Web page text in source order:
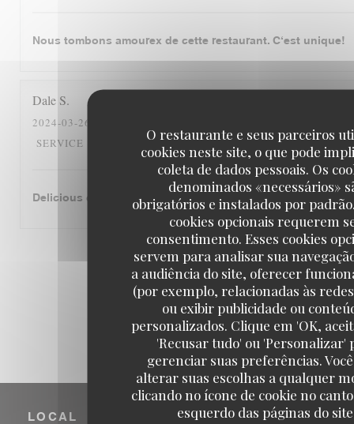
O restaurante e seus parceiros
cookies neste site, o que pode
coleta de dados pessoais. Os
denominados «necessários»
obrigatórios e instalados por
cookies opcionais requerem
consentimento. Esses cookies
servem para analisar sua
a audiência do site, oferecer
(por exemplo, relacionadas às
ou exibir publicidade ou
personalizados. Clique em 'OK,
'Recusar tudo' ou 'Personalizar'
gerenciar suas preferências.
alterar suas escolhas a qualquer
clicando no ícone de cookie no
esquerdo das páginas do
Nous tombons amourex de cette restaurant. C‘est unique!
Dale S
2024-03-26
SERVICE
AMBIENCE: 5/5 MENU : 5/5 QUALITY_PRICE
Delicious cassoulet!
1 2 3
LOCAL